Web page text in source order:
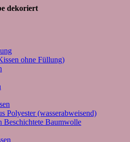
dekoriert
ohne Füllung)
Polyester (wasserabweisend)
Beschichtete Baumwolle